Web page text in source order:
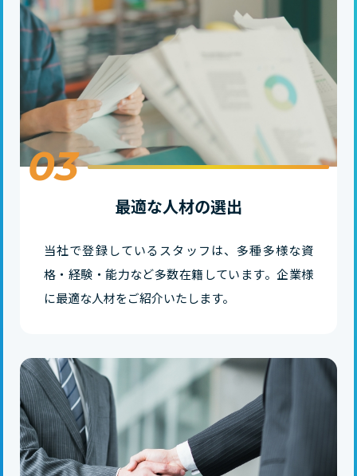
03
最適な人材の選出
当社で登録しているスタッフは、多種多様な資
格・経験・能力など多数在籍しています。企業様
に最適な人材をご紹介いたします。